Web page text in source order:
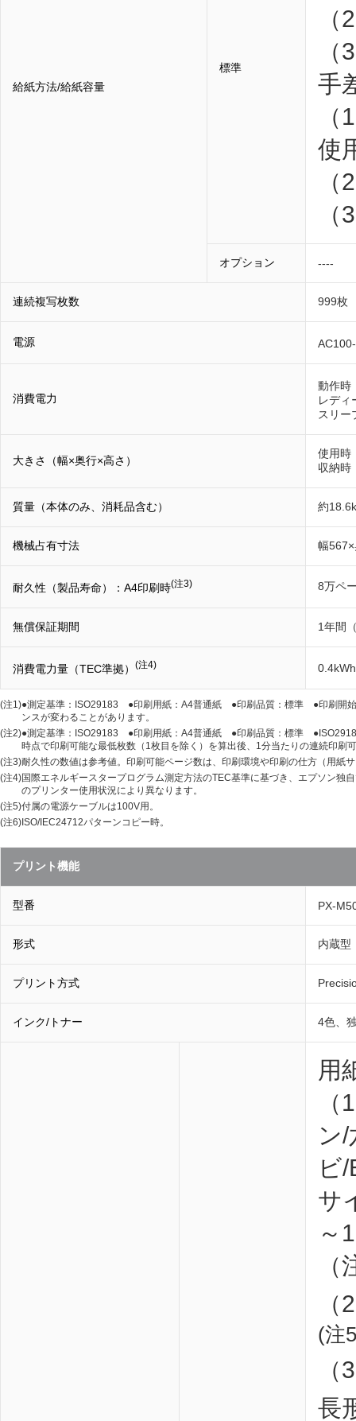
給紙方法/給紙容量
標準
手
使
オプション ----
連続複写枚数 999枚
電源
消費電力
動作時
レディ
スリー
大きさ（幅×奥行×高さ）
使用時
収納時
質量（本体のみ、消耗品含む） 約
機械占有寸法 幅
耐久性（製品寿命）：A4印刷時(注3) 8万ペ
無償保証期間 1年間
消費電力量（TEC準拠） (注4) 0.4kWh
(注1)●測定基準：ISO29183 ●印刷用紙：A4普通紙 ●印刷品質：標準 ●印刷開始
ンスが変わることがあります。
(注2)●測定基準：ISO29183 ●印刷用紙：A4普通紙 ●印刷品質：標準
時点で印刷可能な最低枚数（1枚目を除く）を算出後、1分当たりの連続印
(注3)耐久性の数値は参考値。印刷可能ページ数は、印刷環境や印刷の仕方（用紙
(注4)国際エネルギースタープログラム測定方法のTEC基準に基づき、エプソン
のプリンター使用状況により異なります。
(注5)付属の電源ケーブルは100V用。
(注6) ISO/IEC24712パターンコピー時。
プリント機能
型番 PX-
形式 内蔵型
プリント方式
インク/トナー 4色、
用
ン
ビ
サ
～
(注
長